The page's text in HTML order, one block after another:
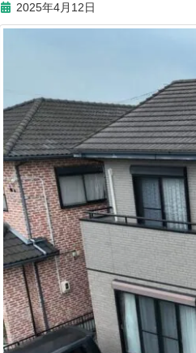
2025年4月12日